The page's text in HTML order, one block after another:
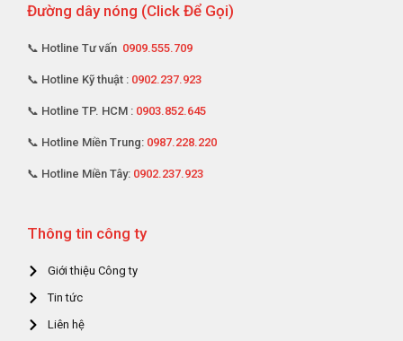
Đường dây nóng (Click Để Gọi)
📞 Hotline Tư vấn 0909.555.709
📞 Hotline Kỹ thuật : 0902.237.923
📞 Hotline TP. HCM : 0903.852.645
📞 Hotline Miền Trung: 0987.228.220
📞 Hotline Miền Tây: 0902.237.923
Thông tin công ty
Giới thiệu Công ty
Tin tức
Liên hệ